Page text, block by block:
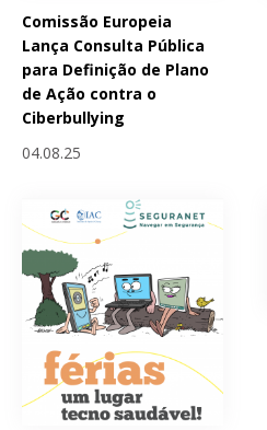
Comissão Europeia
Lança Consulta Pública
para Definição de Plano
de Ação contra o
Ciberbullying
04.08.25